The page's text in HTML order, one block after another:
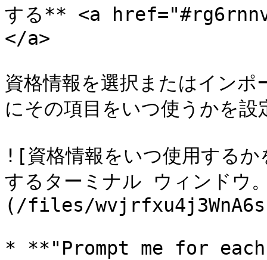
する** <a
</a>
資格情報を選択またはイン
にその項目をいつ使うかを
![資格情報をいつ使用するか
するターミナル ウィンドウ
(/files/
* **"Prompt me for